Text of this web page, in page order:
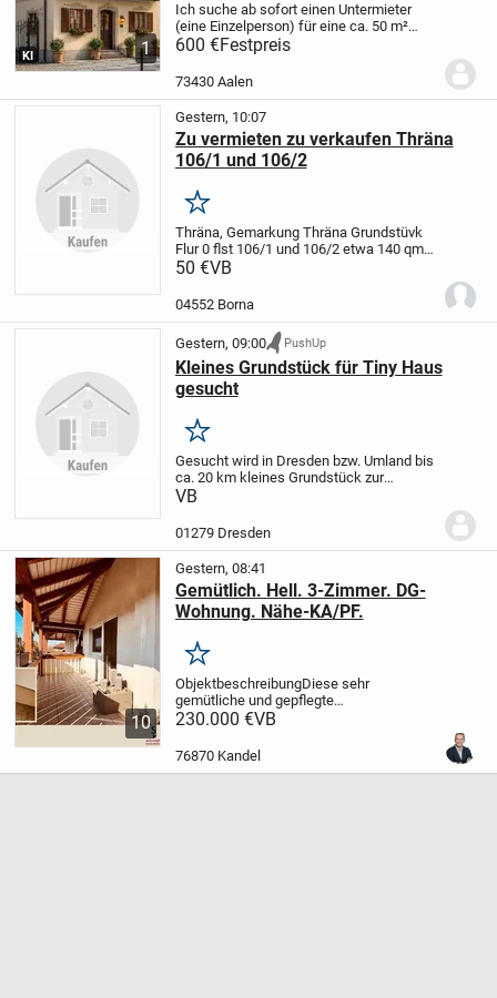
1
KI
Ich suche ab sofort einen Untermieter
(eine Einzelperson) für eine ca. 50 m²
große, voll möblierte 2-Zimmer-
Dachgeschosswohnung in bester Lage
der Aalen-City.
600 €Festpreis
73430 Aalen
Gestern, 10:07
Zu vermieten zu verkaufen Thräna
106/1 und 106/2
Merken
Thräna, Gemarkung Thräna Grundstüvk
Flur 0 flst 106/1 und 106/2 etwa 140 qm
.Zu vermieten 300 euro pro zjahr zu
50 €VB
04552 Borna
Gestern, 09:00 PushUp
Kleines Grundstück für Tiny Haus
gesucht
Merken
Gesucht wird in Dresden bzw. Umland bis
ca. 20 km kleines Grundstück zur
Pacht/Miete/Kauf für Stellung eines Tiny
VB
01279 Dresden
10
Gestern, 08:41
Gemütlich. Hell. 3-Zimmer. DG-
Wohnung. Nähe-KA/PF.
Merken
ObjektbeschreibungDiese sehr
gemütliche und gepflegte
Dachgeschosswohnung befindet sich in
1995 in ruhiger Wohnlage von
230.000 €VB
76870 Kandel